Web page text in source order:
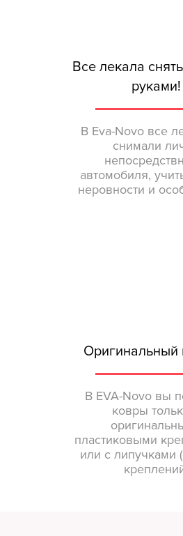
Все лекала
руками!
В Eva-Novo все
снимали
автомобиля,
неровности и
Оригинальный
В EVA-Novo вы
ковры
пластиковыми
или с липучками